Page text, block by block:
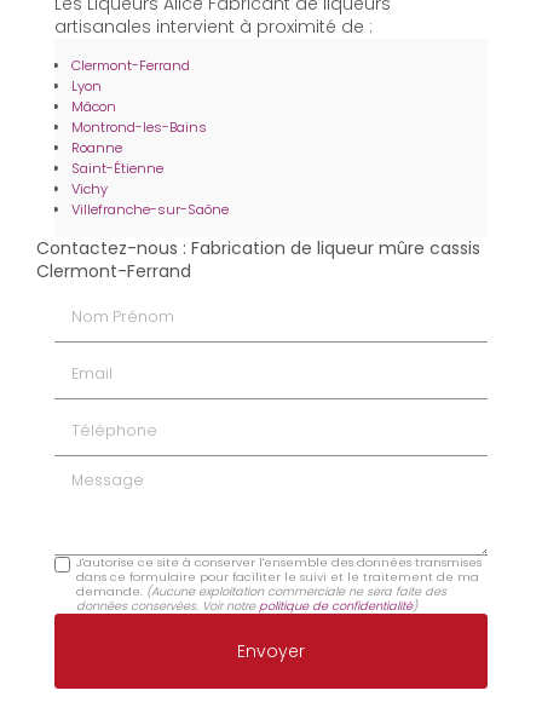
artisanales intervient à proximité de :
Clermont-Ferrand
Lyon
Mâcon
Montrond-les-Bains
Roanne
Saint-Étienne
Vichy
Villefranche-sur-Saône
Contactez-nous : Fabrication de liqueur mûre cassis
Clermont-Ferrand
Message
J'autorise ce site à conserver l'ensemble des données transmises
dans ce formulaire pour faciliter le suivi et le traitement de ma
demande. (Aucune exploitation commerciale ne sera faite des
données conservées. Voir notrepolitique de confidentialité)